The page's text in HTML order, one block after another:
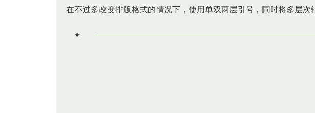
在不过多改变排版格式的情况下，使用单双两层引号，同时将多层
✦